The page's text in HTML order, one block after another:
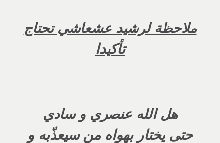
ملاحظة لرشيد عشعاشي تحتاج
تأكيدا
هل الله عنصري و سادي
حتى يختار بهواه من سيعذّبه و